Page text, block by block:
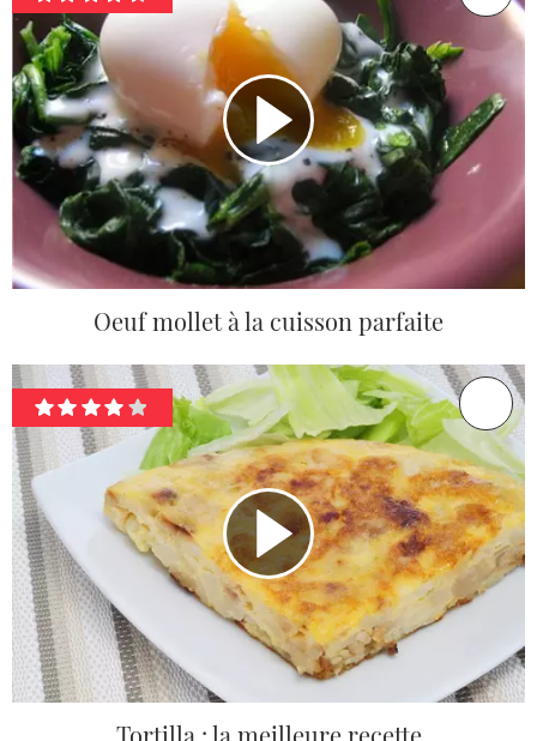
Oeuf mollet à la cuisson parfaite
Tortilla : la meilleure recette